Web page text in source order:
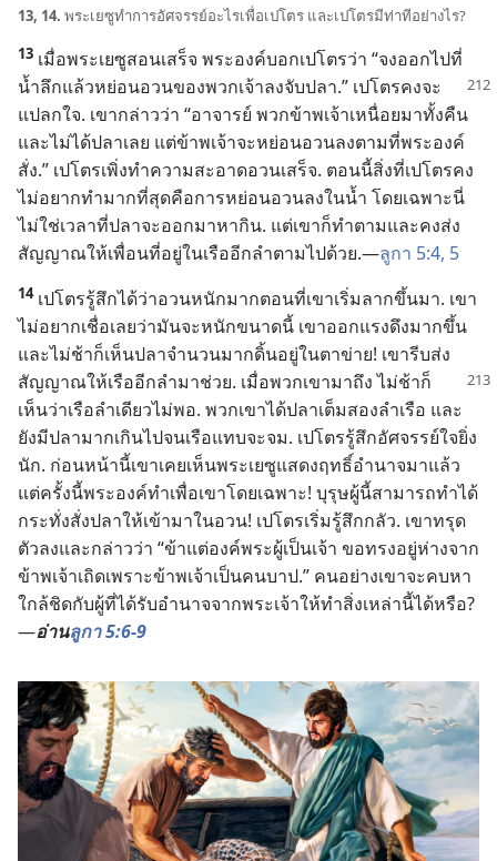
13, 14. พระ​เยซู​ทำ​การ​อัศจรรย์​อะไร​เพื่อ​เปโตร และ​เปโตร​มี​ท่าที​อย่าง​ไร?
13 เมื่อ​พระ​เยซู​สอน​เสร็จ พระองค์​บอก​เปโตร​ว่า “จง​ออก​ไป​ที่​
น้ำ​ลึก​แล้ว​หย่อน​อวน​ของ​พวก​เจ้า​ลง​จับ​ปลา.” เปโตร​คง​จะ​
แปลก​ใจ. เขา​กล่าว​ว่า “อาจารย์ พวก​ข้าพเจ้า​เหนื่อย​มา​ทั้ง​คืน​
และ​ไม่​ได้​ปลา​เลย แต่​ข้าพเจ้า​จะ​หย่อน​อวน​ลง​ตาม​ที่​พระองค์​
สั่ง.” เปโตร​เพิ่ง​ทำ​ความ​สะอาด​อวน​เสร็จ. ตอน​นี้​สิ่ง​ที่​เปโตร​คง​
ไม่​อยาก​ทำ​มาก​ที่​สุด​คือ​การ​หย่อน​อวน​ลง​ใน​น้ำ โดย​เฉพาะ​นี่​
ไม่​ใช่​เวลา​ที่​ปลา​จะ​ออก​มา​หา​กิน. แต่​เขา​ก็​ทำ​ตาม​และ​คง​ส่ง​
สัญญาณ​ให้​เพื่อน​ที่​อยู่​ใน​เรือ​อีก​ลำ​ตาม​ไป​ด้วย.—ลูกา 5:4, 5
14เปโตร​รู้สึก​ได้​ว่า​อวน​หนัก​มาก​ตอน​ที่​เขา​เริ่ม​ลาก​ขึ้น​มา. เขา​
ไม่​อยาก​เชื่อ​เลย​ว่า​มัน​จะ​หนัก​ขนาด​นี้ เขา​ออก​แรง​ดึง​มาก​ขึ้น
และ​ไม่​ช้า​ก็​เห็น​ปลา​จำนวน​มาก​ดิ้น​อยู่​ใน​ตาข่าย! เขา​รีบ​ส่ง​
สัญญาณ​ให้​เรือ​อีก​ลำ​มา​ช่วย. เมื่อ​พวก​เขา​มา​ถึง ไม่​ช้า​ก็​
เห็น​ว่า​เรือ​ลำ​เดียว​ไม่​พอ. พวก​เขา​ได้​ปลา​เต็ม​สอง​ลำ​เรือ และ​
ยัง​มี​ปลา​มาก​เกิน​ไป​จน​เรือ​แทบ​จะ​จม. เปโตร​รู้สึก​อัศจรรย์​ใจ​ยิ่ง​
นัก. ก่อน​หน้า​นี้​เขา​เคย​เห็น​พระ​เยซู​แสดง​ฤทธิ์​อำนาจ​มา​แล้ว
แต่​ครั้ง​นี้​พระองค์​ทำ​เพื่อ​เขา​โดย​เฉพาะ! บุรุษ​ผู้​นี้​สามารถ​ทำ​ได้​
กระทั่ง​สั่ง​ปลา​ให้​เข้า​มา​ใน​อวน! เปโตร​เริ่ม​รู้สึก​กลัว. เขา​ทรุด​
ตัว​ลง​และ​กล่าว​ว่า “ข้า​แต่​องค์​พระ​ผู้​เป็น​เจ้า ขอ​ทรง​อยู่​ห่าง​จาก​
ข้าพเจ้า​เถิด​เพราะ​ข้าพเจ้า​เป็น​คน​บาป.” คน​อย่าง​เขา​จะ​คบหา​
ใกล้​ชิด​กับ​ผู้​ที่​ได้​รับ​อำนาจ​จาก​พระเจ้า​ให้​ทำ​สิ่ง​เหล่า​นี้​ได้​หรือ?
—อ่าน​ลูกา 5:6-9